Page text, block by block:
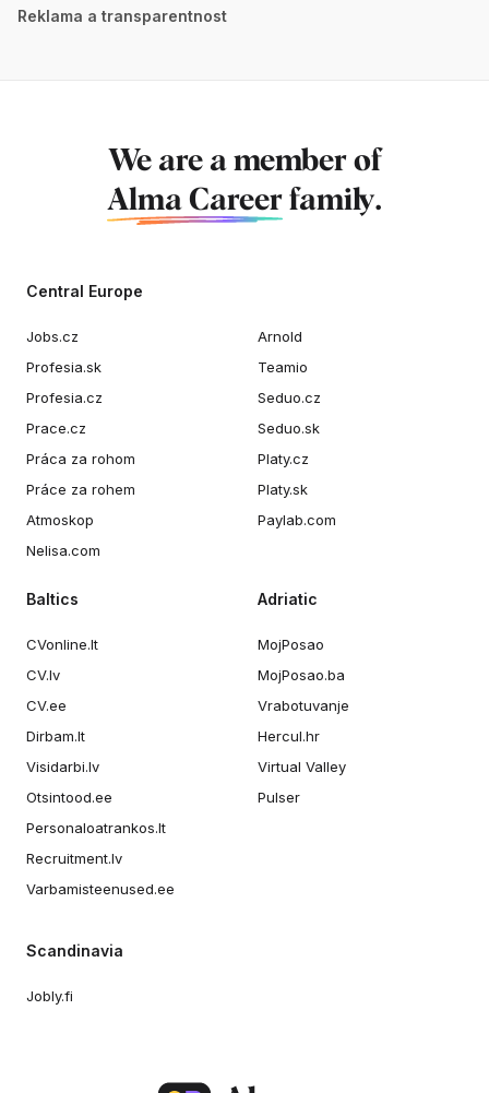
Reklama a transparentnost
We are a member of
Alma Career family.
Central Europe
Jobs.cz
Profesia.sk
Profesia.cz
Prace.cz
Práca za rohom
Práce za rohem
Atmoskop
Nelisa.com
Arnold
Teamio
Seduo.cz
Seduo.sk
Platy.cz
Platy.sk
Paylab.com
Baltics
CVonline.lt
CV.lv
CV.ee
Dirbam.lt
Visidarbi.lv
Otsintood.ee
Personaloatrankos.lt
Recruitment.lv
Varbamisteenused.ee
Adriatic
MojPosao
MojPosao.ba
Vrabotuvanje
Hercul.hr
Virtual Valley
Pulser
Scandinavia
Jobly.fi